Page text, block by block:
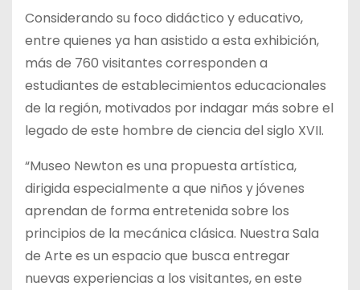
Considerando su foco didáctico y educativo,
entre quienes ya han asistido a esta exhibición,
más de 760 visitantes corresponden a
estudiantes de establecimientos educacionales
de la región, motivados por indagar más sobre el
legado de este hombre de ciencia del siglo XVII.
“Museo Newton es una propuesta artística,
dirigida especialmente a que niños y jóvenes
aprendan de forma entretenida sobre los
principios de la mecánica clásica. Nuestra Sala
de Arte es un espacio que busca entregar
nuevas experiencias a los visitantes, en este